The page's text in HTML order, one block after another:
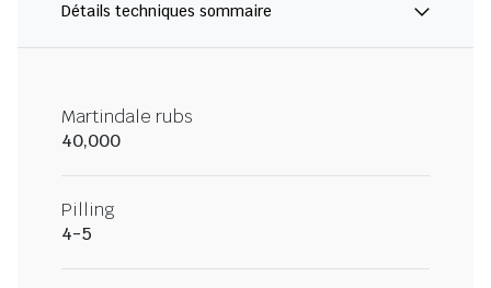
Détails techniques sommaire
Martindale rubs
40,000
Pilling
4-5